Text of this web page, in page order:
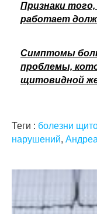
Признаки
работает
Симптомы
проблемы,
щитовидной
Теги : болезни
нарушений,